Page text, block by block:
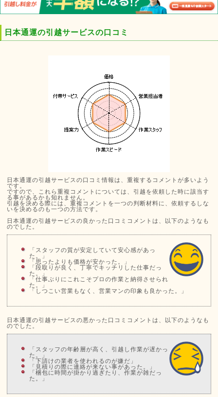
日本通運の引越サービスの口コミ
日本通運の引越サービスの口コミ情報は、重複するコメントが多いよう
です。
ですので、これら重複コメントについては、引越を依頼した時に該当す
る事があるかも知れません。
引越を決める際には、重複コメントを一つの判断材料に、依頼するしな
いを決めるのも一つの方法です。
日本通運の引越サービスの良かった口コミコメントは、以下のようなも
のでした。
「スタッフの質が安定していて安心感があっ
た。」
「思ったよりも価格が安かった。」
「段取りが良く、丁寧でキッチリした仕事だっ
た。」
「仕事ぶりにこれこそプロの作業と納得させられ
た。」
「しつこい営業もなく、営業マンの印象も良かった。」
日本通運の引越サービスの悪かった口コミコメントは、以下のようなも
のでした。
「スタッフの年齢層が高く、引越し作業が遅かっ
た。」
「下請けの業者を使われるのが嫌だ」
「見積りの際に連絡が来ない事があった。」
「梱包に時間が掛かり過ぎたり、作業が雑だっ
た。」